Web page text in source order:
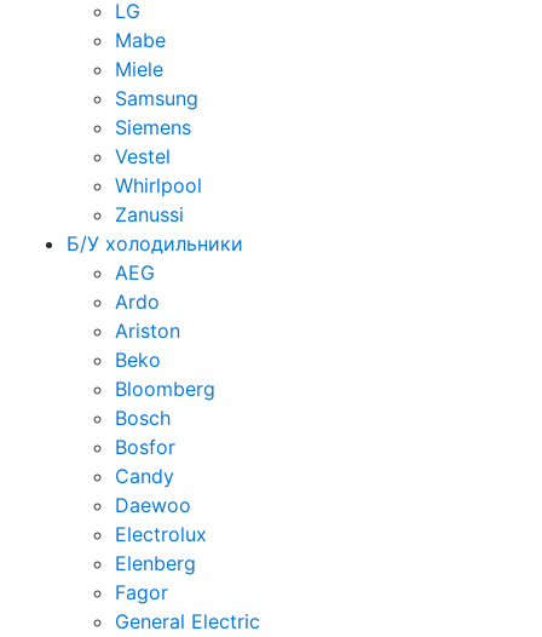
LG
Mabe
Miele
Samsung
Siemens
Vestel
Whirlpool
Zanussi
Б/У холодильники
AEG
Ardo
Ariston
Beko
Bloomberg
Bosch
Bosfor
Candy
Daewoo
Electrolux
Elenberg
Fagor
General Electric